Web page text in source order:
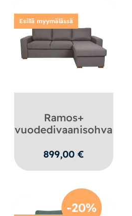
Esillä myymälässä
Ramos+
vuodedivaanisohva
899,00 €
-20%